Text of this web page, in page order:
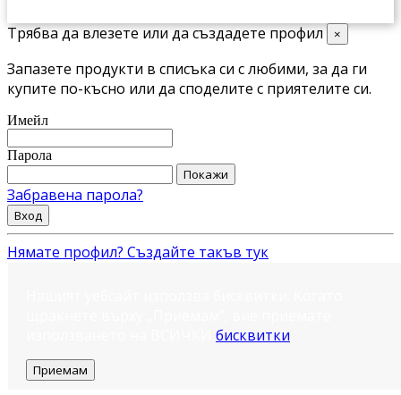
Трябва да влезете или да създадете профил ×
Запазете продукти в списъка си с любими, за да ги
купите по-късно или да споделите с приятелите си.
Имейл
Парола
Покажи
Забравена парола?
Вход
Нямате профил? Създайте такъв тук
бисквитки
Приемам